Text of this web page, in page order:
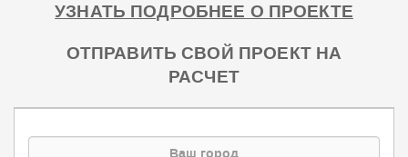
УЗНАТЬ ПОДРОБНЕЕ О ПРОЕКТЕ
ОТПРАВИТЬ СВОЙ ПРОЕКТ НА
РАСЧЕТ